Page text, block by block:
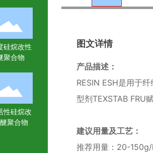
硅烷改性
聚合物
性硅烷改
聚合物
图文详情
产品描述：
RESIN ESH是用于
型剂TEXSTAB FRU
建议用量及工艺：
推荐用量：20-150g/l